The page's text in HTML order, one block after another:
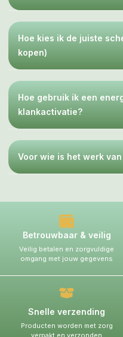
Hoe kies ik de juiste
kopen)
Hoe gebruik ik een
klankactivatie?
Voor wie is het werk
Betrouwbaar & veilig
Veilig betalen en zorgvuldige
omgang met jouw gegevens
Snelle verzending
Producten worden met zorg
verpakt en verzonden